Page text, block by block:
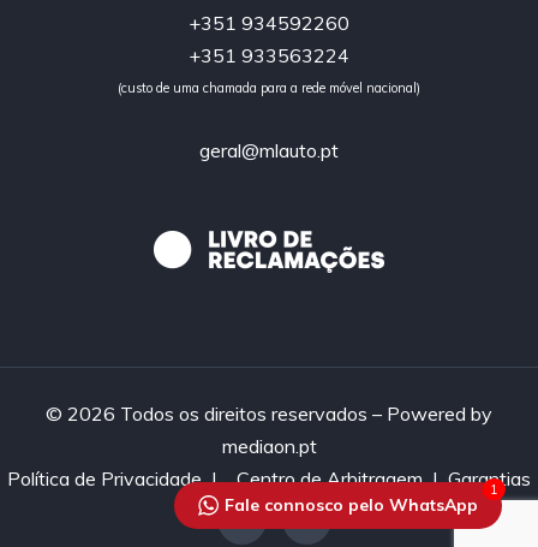
+351 934592260
+351 933563224
(custo de uma chamada para a rede móvel nacional)
geral@mlauto.pt
© 2026 Todos os direitos reservados – Powered by
mediaon.pt
Política de Privacidade|Centro de Arbitragem |Garantias
Fale connosco pelo WhatsApp
1